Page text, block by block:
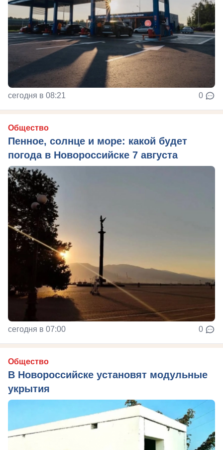
сегодня в 08:21 0
Общество
Пенное, солнце и море: какой будет
погода в Новороссийске 7 августа
сегодня в 07:00 0
Общество
В Новороссийске установят модульные
укрытия